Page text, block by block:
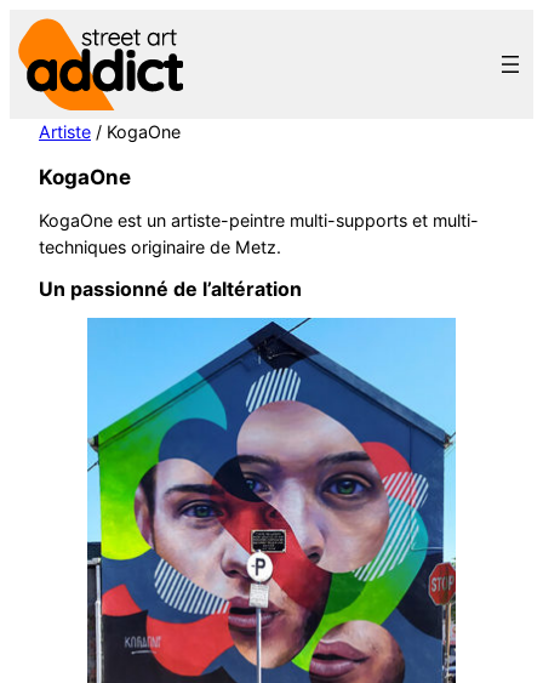
Aller
au
contenu
Artiste / KogaOne
KogaOne
KogaOne est un artiste-peintre multi-supports et multi-
techniques originaire de Metz.
Un passionné de l’altération